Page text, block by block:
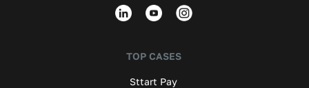
TOP CASES
Sttart Pay